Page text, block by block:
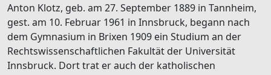
Anton Klotz, geb. am 27. September 1889 in Tannheim,
gest. am 10. Februar 1961 in Innsbruck, begann nach
dem Gymnasium in Brixen 1909 ein Studium an der
Rechtswissenschaftlichen Fakultät der Universität
Innsbruck. Dort trat er auch der katholischen